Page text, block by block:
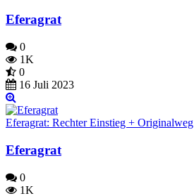
Eferagrat
0
1K
0
16 Juli 2023
Eferagrat: Rechter Einstieg + Originalweg
Eferagrat
0
1K